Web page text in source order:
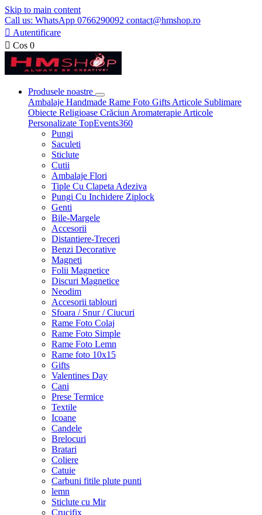
Skip to main content
Call us: WhatsApp 0766290092 contact@hmshop.ro
 Autentificare
 Cos 0
Produsele noastre
Ambalaje Handmade Rame Foto Gifts Articole Sublimare
Obiecte Religioase Crăciun Aromaterapie Articole
Personalizate TopEvents360
Pungi
Saculeti
Sticlute
Cutii
Ambalaje Flori
Tiple Cu Clapeta Adeziva
Pungi Cu Inchidere Ziplock
Genti
Bile-Margele
Accesorii
Distantiere-Treceri
Benzi Decorative
Magneti
Folii Magnetice
Discuri Magnetice
Neodim
Accesorii tablouri
Sfoara / Snur / Ciucuri
Rame Foto Colaj
Rame Foto Simple
Rame Foto Lemn
Rame foto 10x15
Gifts
Valentines Day
Cani
Prese Termice
Textile
Icoane
Candele
Brelocuri
Bratari
Coliere
Catuie
Carbuni fitile plute punti
lemn
Sticlute cu Mir
Crucifix